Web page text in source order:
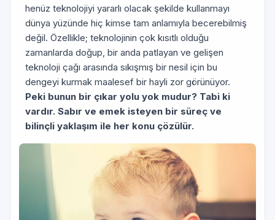
henüz teknolojiyi yararlı olacak şekilde kullanmayı
dünya yüzünde hiç kimse tam anlamıyla becerebilmiş
değil. Özellikle; teknolojinin çok kısıtlı olduğu
zamanlarda doğup, bir anda patlayan ve gelişen
teknoloji çağı arasında sıkışmış bir nesil için bu
dengeyi kurmak maalesef bir hayli zor görünüyor.
Peki bunun bir çıkar yolu yok mudur? Tabi ki
vardır. Sabır ve emek isteyen bir süreç ve
bilinçli yaklaşım ile her konu çözülür.